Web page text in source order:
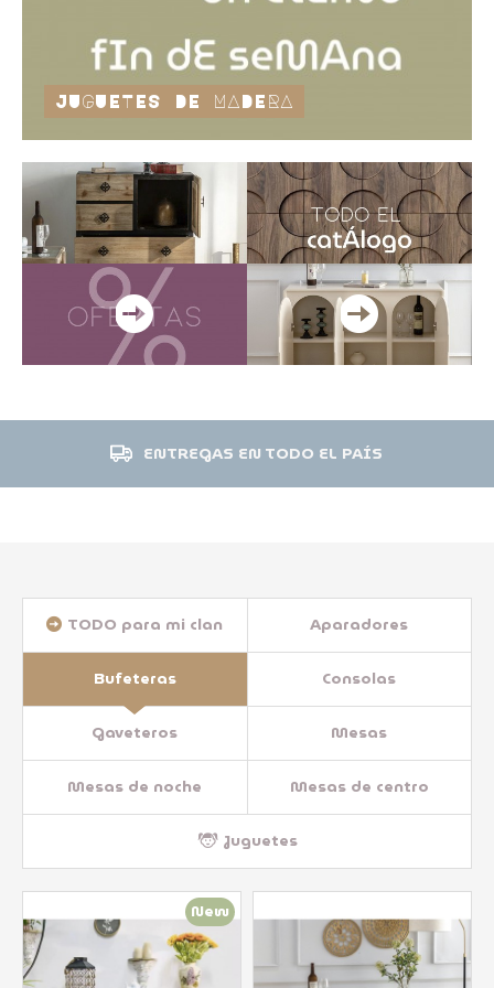
JUGUETES DE MADERA
ENTREGAS EN TODO EL PAÍS
TODO para mi clan Aparadores
Bufeteras Consolas
Gaveteros Mesas
Mesas de noche Mesas de centro
Juguetes
New